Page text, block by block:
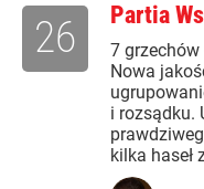
Partia
7 grzechów
Nowa
i rozsądku.
kilka haseł
26